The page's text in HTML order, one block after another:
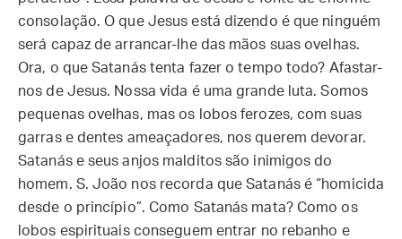
consolação. O que Jesus está dizendo é que ninguém
será capaz de arrancar-lhe das mãos suas ovelhas.
Ora, o que Satanás tenta fazer o tempo todo? Afastar-
nos de Jesus. Nossa vida é uma grande luta. Somos
pequenas ovelhas, mas os lobos ferozes, com suas
garras e dentes ameaçadores, nos querem devorar.
Satanás e seus anjos malditos são inimigos do
homem. S. João nos recorda que Satanás é “homicida
desde o princípio”. Como Satanás mata? Como os
lobos espirituais conseguem entrar no rebanho e